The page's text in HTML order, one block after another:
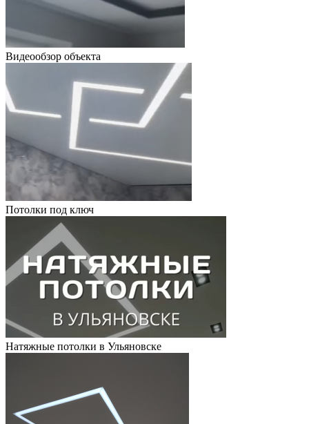
Видеообзор объекта
Потолки под ключ
Натяжные потолки в Ульяновске